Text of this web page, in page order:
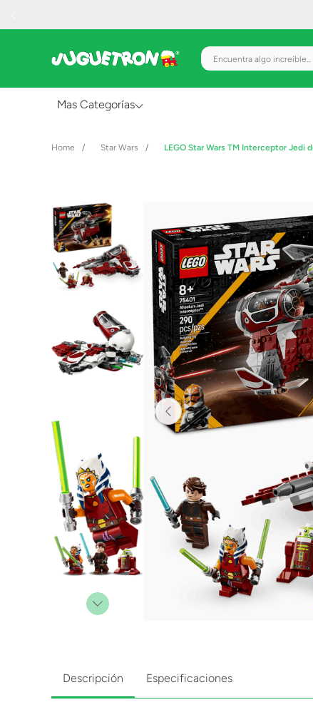
Encuentra algo
Mas Categorías
Creatividad y Arte
Figuras de Acción
Gadgets y Electrónicos
Juegos de Mesa
Lanzadores
Muñecas
Vehículos y Pistas
Star Wars LEGO Star Wars TM Interceptor Jedi
Descripción Especificaciones